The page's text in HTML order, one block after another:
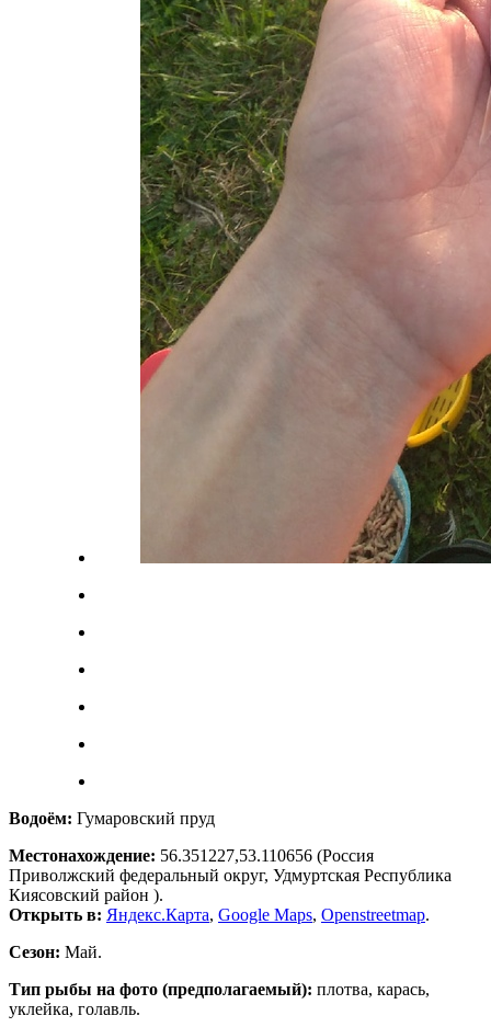
Водоём: Гумаровский пруд
Местонахождение: 56.351227,53.110656 (Россия
Приволжский федеральный округ, Удмуртская Республика
Киясовский район ).
Открыть в: Яндекс.Карта, Google Maps, Openstreetmap.
Сезон: Май.
Тип рыбы на фото (предполагаемый): плотва, карась,
уклейка, голавль.